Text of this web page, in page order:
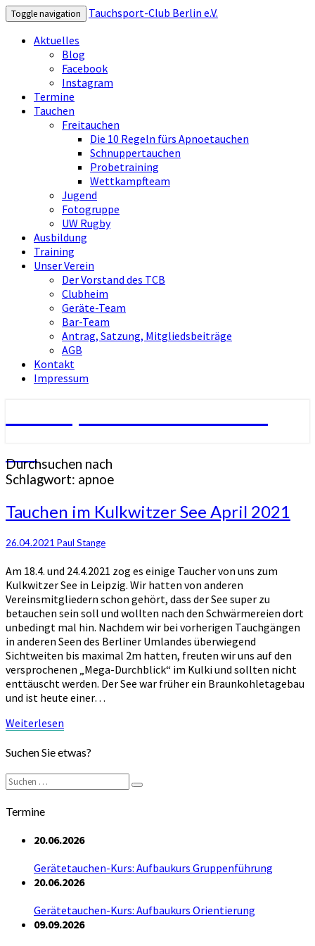
Toggle navigation
Tauchsport-Club Berlin e.V.
Aktuelles
Blog
Facebook
Instagram
Termine
Tauchen
Freitauchen
Die 10 Regeln fürs Apnoetauchen
Schnuppertauchen
Probetraining
Wettkampfteam
Jugend
Fotogruppe
UW Rugby
Ausbildung
Training
Unser Verein
Der Vorstand des TCB
Clubheim
Geräte-Team
Bar-Team
Antrag, Satzung, Mitgliedsbeiträge
AGB
Kontakt
Impressum
Durchsuchen nach
Schlagwort: apnoe
Tauchen
im
Kulkwitzer
See
April
2021
Tauchen im Kulkwitzer See April 2021
26.04.2021 Paul Stange
Am 18.4. und 24.4.2021 zog es einige Taucher von uns zum
Kulkwitzer See in Leipzig. Wir hatten von anderen
Vereinsmitgliedern schon gehört, dass der See super zu
betauchen sein soll und wollten nach den Schwärmereien dort
unbedingt mal hin. Nachdem wir bei vorherigen Tauchgängen
in anderen Seen des Berliner Umlandes überwiegend
Sichtweiten bis maximal 2m hatten, freuten wir uns auf den
versprochenen „Mega-Durchblick“ im Kulki und sollten nicht
enttäuscht werden. Der See war früher ein Braunkohletagebau
und ist heute einer…
Weiterlesen
Suchen Sie etwas?
Suchen
nach:
Suchen
Termine
20.06.2026
Gerätetauchen-Kurs: Aufbaukurs Gruppenführung
20.06.2026
Gerätetauchen-Kurs: Aufbaukurs Orientierung
09.09.2026